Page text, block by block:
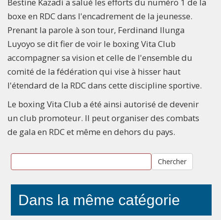
boxe en RDC dans l'encadrement de la jeunesse.
Prenant la parole à son tour, Ferdinand Ilunga
Luyoyo se dit fier de voir le boxing Vita Club
accompagner sa vision et celle de l'ensemble du
comité de la fédération qui vise à hisser haut
l'étendard de la RDC dans cette discipline sportive.
Le boxing Vita Club a été ainsi autorisé de devenir
un club promoteur. Il peut organiser des combats
de gala en RDC et même en dehors du pays.
Chercher
Dans la même catégorie